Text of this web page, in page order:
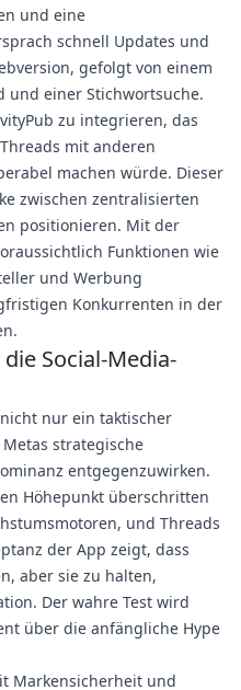
und eine
schnell Updates und
gefolgt von einem
und einer Stichwortsuche.
zu integrieren, das
mit anderen
machen würde. Dieser
zwischen zentralisierten
positionieren. Mit der
Funktionen wie
und Werbung
Konkurrenten in der
Social-Media-
nur ein taktischer
strategische
entgegenzuwirken.
Höhepunkt überschritten
und Threads
der App zeigt, dass
aber sie zu halten,
Der wahre Test wird
über die anfängliche Hype
Markensicherheit und